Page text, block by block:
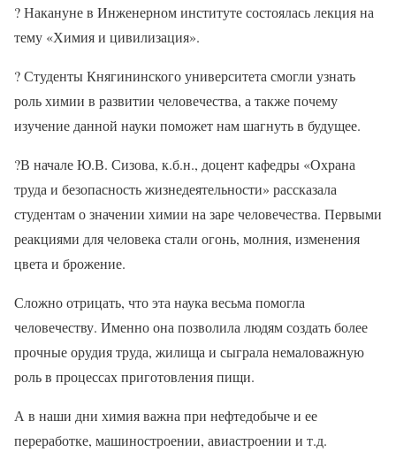
?Накануне в Инженерном институте состоялась лекция на
тему «Химия и цивилизация».
?Студенты Княгининского университета смогли узнать
роль химии в развитии человечества, а также почему
изучение данной науки поможет нам шагнуть в будущее.
?В начале Ю.В. Сизова, к.б.н., доцент кафедры «Охрана
труда и безопасность жизнедеятельности» рассказала
студентам о значении химии на заре человечества. Первыми
реакциями для человека стали огонь, молния, изменения
цвета и брожение.
Сложно отрицать, что эта наука весьма помогла
человечеству. Именно она позволила людям создать более
прочные орудия труда, жилища и сыграла немаловажную
роль в процессах приготовления пищи.
А в наши дни химия важна при нефтедобыче и ее
переработке, машиностроении, авиастроении и т.д.